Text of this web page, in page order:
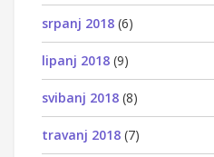
srpanj 2018 (6)
lipanj 2018 (9)
svibanj 2018 (8)
travanj 2018 (7)